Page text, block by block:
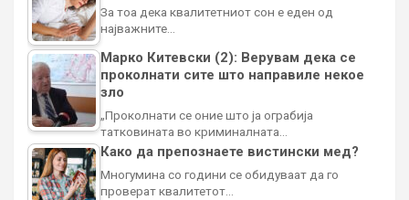
За тоа дека квалитетниот сон е еден од
најважните…
Марко Китевски (2): Верувам дека се
проколнати сите што направиле некое
зло
„Проколнати се оние што ја ограбија
татковината во криминалната…
Како да препознаете вистински мед?
Многумина со години се обидуваат да го
проверат квалитетот…